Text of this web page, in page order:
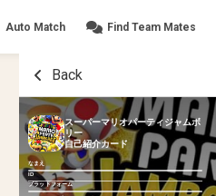
Auto Match Find Team Mates
Back
スーパーマリオパーティジャムボ
リー
自己紹介カード
なまえ
ID
プラットフォーム